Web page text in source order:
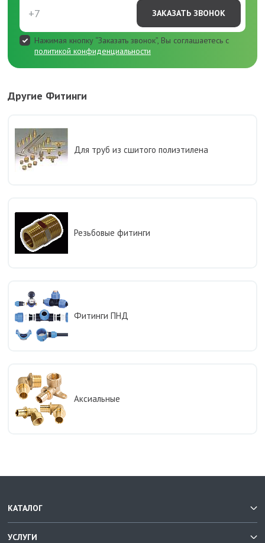
ЗАКАЗАТЬ ЗВОНОК
Нажимая кнопку “Заказать звонок”, Вы соглашаетесь с
политикой конфиденциальности
Другие Фитинги
Для труб из сшитого полиэтилена
Резьбовые фитинги
Фитинги ПНД
Аксиальные
КАТАЛОГ
УСЛУГИ